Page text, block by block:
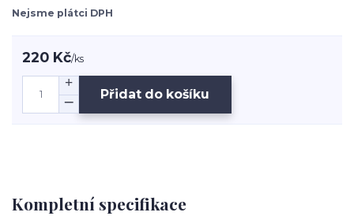
Nejsme plátci DPH
220 Kč/ks
Přidat do košíku
Kompletní specifikace